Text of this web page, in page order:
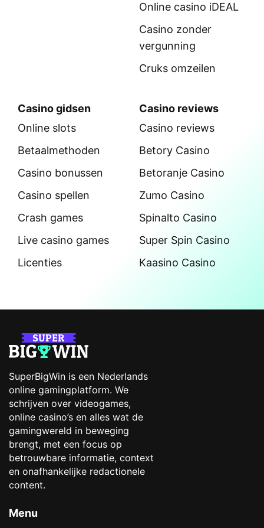
Online casino iDEAL
Casino zonder
vergunning
Cruks omzeilen
Casino gidsen
Online slots
Betaalmethoden
Casino bonussen
Casino spellen
Crash games
Live casino games
Licenties
Casino reviews
Casino reviews
Betory Casino
Betoranje Casino
Zumo Casino
Spinalto Casino
Super Spin Casino
Kaasino Casino
SuperBigWin is een Nederlands
online gamingplatform. We
schrijven over videogames,
online casino’s en alles wat de
gamingwereld in beweging
brengt, met een focus op
betrouwbare informatie, context
en onafhankelijke redactionele
content.
Menu